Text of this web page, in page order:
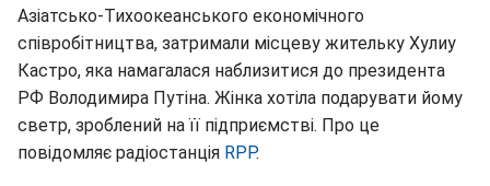
Азіатсько-Тихоокеанського економічного
співробітництва, затримали місцеву жительку Хулиу
Кастро, яка намагалася наблизитися до президента
РФ Володимира Путіна. Жінка хотіла подарувати йому
светр, зроблений на її підприємстві. Про це
повідомляє радіостанція RPP.